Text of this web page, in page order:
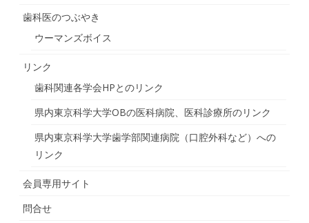
歯科医のつぶやき
ウーマンズボイス
リンク
歯科関連各学会HPとのリンク
県内東京科学大学OBの医科病院、医科診療所のリンク
県内東京科学大学歯学部関連病院（口腔外科など）への
リンク
会員専用サイト
問合せ